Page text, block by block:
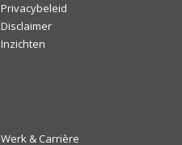
Privacybeleid
Disclaimer
Inzichten
Werk & Carrière